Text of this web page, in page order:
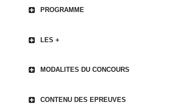
PROGRAMME
LES +
MODALITES DU CONCOURS
CONTENU DES EPREUVES